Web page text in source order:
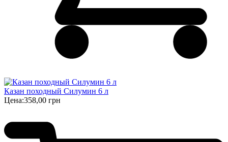
Казан походный Силумин 6 л
Цена:358,00 грн